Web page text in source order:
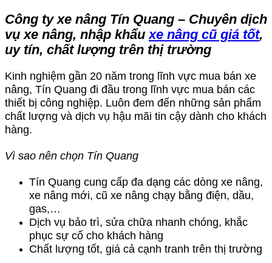
Công ty xe nâng Tín Quang – Chuyên dịch
vụ xe nâng, nhập khẩuxe nâng cũ giá tốt,
uy tín, chất lượng trên thị trường
Kinh nghiệm gần 20 năm trong lĩnh vực mua bán xe
nâng, Tín Quang đi đầu trong lĩnh vực mua bán các
thiết bị công nghiệp. Luôn đem đến những sản phẩm
chất lượng và dịch vụ hậu mãi tin cậy dành cho khách
hàng.
Vì sao nên chọn Tín Quang
Tín Quang cung cấp đa dạng các dòng xe nâng,
xe nâng mới, cũ xe nâng chạy bằng điện, dầu,
gas,…
Dịch vụ bảo trì, sửa chữa nhanh chóng, khắc
phục sự cố cho khách hàng
Chất lượng tốt, giá cả cạnh tranh trên thị trường